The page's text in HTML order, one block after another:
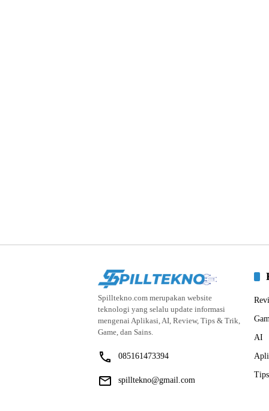
Spilltekno.com merupakan website
teknologi yang selalu update informasi
mengenai Aplikasi, AI, Review, Tips & Trik,
Game, dan Sains.
085161473394
spilltekno@gmail.com
AI
Tips